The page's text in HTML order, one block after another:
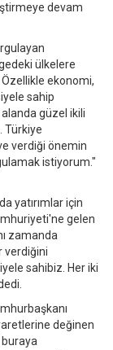
devam
ülkelere
ekonomi,
sahip
güzel ikili
Türkiye
verdiği önemin
istiyorum."
yatırımlar için
gelen
zamanda
verdiğini
sahibiz. Her iki
değinen